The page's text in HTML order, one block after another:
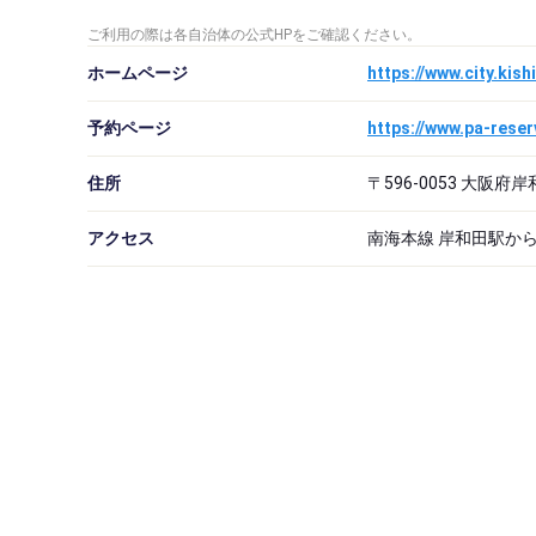
ご利用の際は各自治体の公式HPをご確認ください。
ホームページ https://
予約ページ
住所 〒596-0053 大阪府岸
アクセス 南海本線 岸和田駅か